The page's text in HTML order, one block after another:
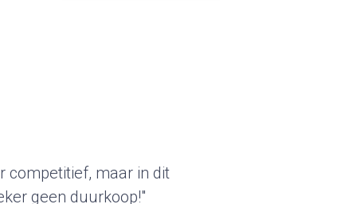
karakter van deze standbouw sprak
De geleverde beursstands kunnen we